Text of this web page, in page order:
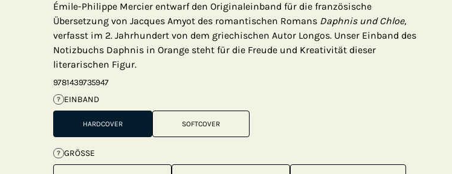
Émile-Philippe Mercier entwarf den Originaleinband für die französische
Übersetzung von Jacques Amyot des romantischen Romans Daphnis und Chloe,
verfasst im 2. Jahrhundert von dem griechischen Autor Longos. Unser Einband des
Notizbuchs Daphnis in Orange steht für die Freude und Kreativität dieser
literarischen Figur.
9781439735947
? EINBAND
HARDCOVER SOFTCOVER
? GRÖSSE